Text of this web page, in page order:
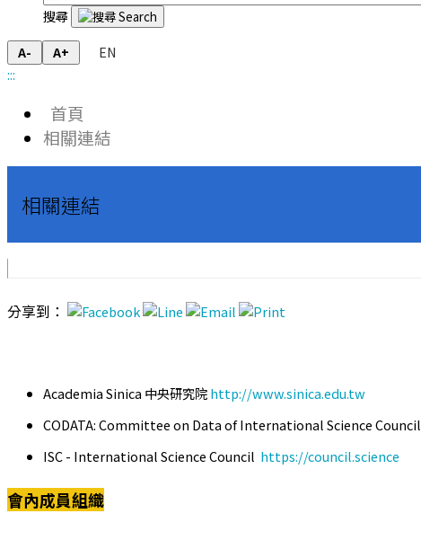
搜尋
A- A+
EN
:::
首頁
相關連結
相關連結
分享到：
Academia Sinica 中央研究院http://www.sinica.edu.tw
CODATA: Committee on Data of International Science Council
ISC - International Science Council https://council.science
會內成員組織